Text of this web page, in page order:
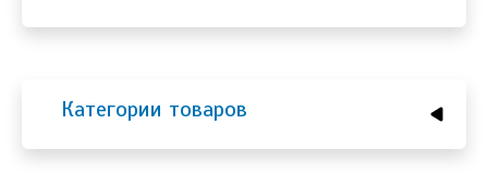
Категории товаров